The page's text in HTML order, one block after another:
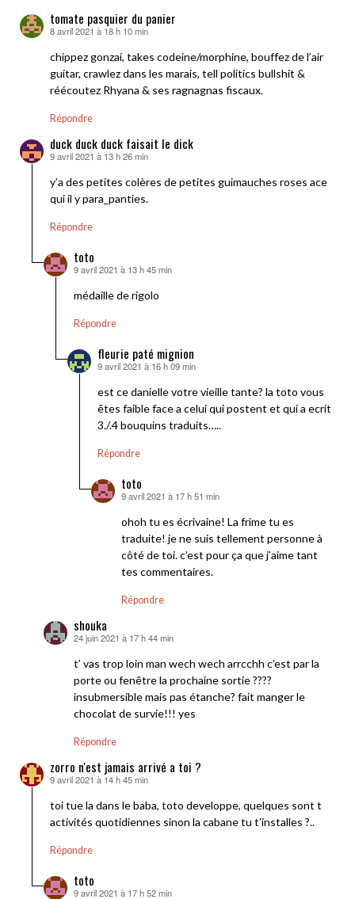
tomate pasquier du panier
dit :
8 avril 2021 à 18 h 10 min
chippez gonzai, takes codeine/morphine, bouffez de l’air
guitar, crawlez dans les marais, tell politics bullshit &
réécoutez Rhyana & ses ragnagnas fiscaux.
Répondre
duck duck duck faisait le dick
dit :
9 avril 2021 à 13 h 26 min
y’a des petites colères de petites guimauches roses ace
qui il y para_panties.
Répondre
toto
dit :
9 avril 2021 à 13 h 45 min
médaille de rigolo
Répondre
fleurie paté mignion
dit :
9 avril 2021 à 16 h 09 min
est ce danielle votre vieille tante? la toto vous
êtes faible face a celui qui postent et qui a ecrit
3./.4 bouquins traduits…..
Répondre
toto
dit :
9 avril 2021 à 17 h 51 min
ohoh tu es écrivaine! La frime tu es
traduite! je ne suis tellement personne à
côté de toi. c’est pour ça que j’aime tant
tes commentaires.
Répondre
shouka
dit :
24 juin 2021 à 17 h 44 min
t’ vas trop loin man wech wech arrcchh c’est par la
porte ou fenêtre la prochaine sortie ????
insubmersible mais pas étanche? fait manger le
chocolat de survie!!! yes
Répondre
zorro n'est jamais arrivé a toi ?
dit :
9 avril 2021 à 14 h 45 min
toi tue la dans le baba, toto developpe, quelques sont t
activités quotidiennes sinon la cabane tu t’installes ?..
Répondre
toto
dit :
9 avril 2021 à 17 h 52 min